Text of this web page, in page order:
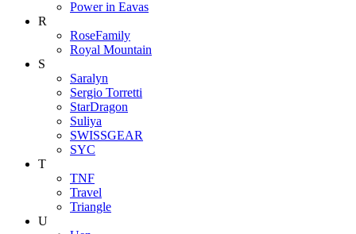
Power in Eavas
R
RoseFamily
Royal Mountain
S
Saralyn
Sergio Torretti
StarDragon
Suliya
SWISSGEAR
SYC
T
TNF
Travel
Triangle
U